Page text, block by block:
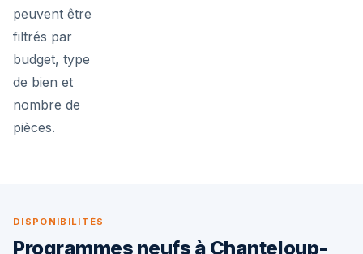
peuvent être
filtrés par
budget, type
de bien et
nombre de
pièces.
DISPONIBILITÉS
Programmes neufs à Chanteloup-